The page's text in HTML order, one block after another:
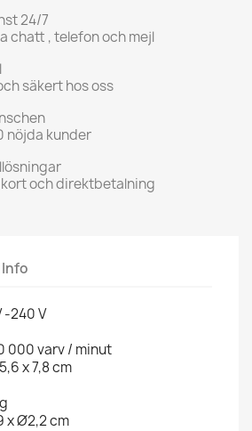
24/7
chatt , telefon och mejl
säkert hos oss
nöjda kunder
och direktbetalning
Info
-240 V
000 varv / minut
x 7,8 cm
x Ø2,2 cm